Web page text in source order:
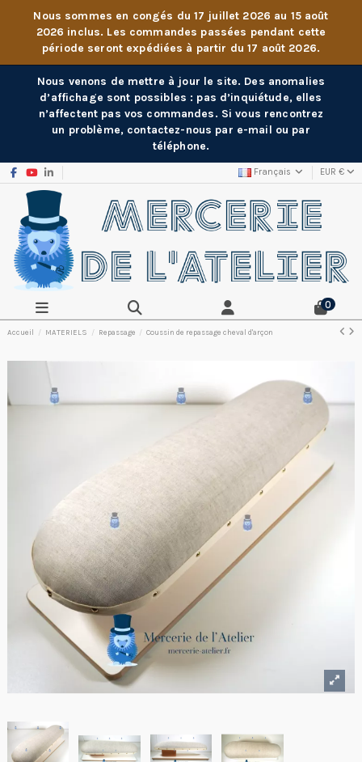
Nous sommes en congés du 17 juillet 2026 au 15 août
2026 inclus. Les commandes passées pendant cette
période seront expédiées à partir du 17 août 2026.
Nous venons de mettre à jour le site. Des anomalies
d’affichage sont possibles : pas d’inquiétude, elles
n’affectent pas vos commandes. Si vous rencontrez
un problème, contactez-nous par e-mail ou par
téléphone.
Français EUR €
0
Accueil MATERIELS Repassage Coussin de repassage cheval d'arçon